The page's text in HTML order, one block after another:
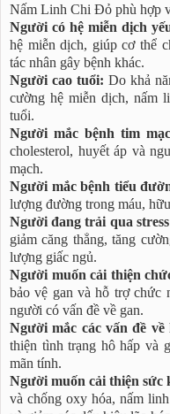
Nấm Linh Chi Đỏ phù hợp
Người có hệ miễn dịch
hệ miễn dịch, giúp cơ thể
tác nhân gây bệnh khác.
Người cao tuổi: Do khả
cường hệ miễn dịch, nấm
tuổi.
Người mắc bệnh tim
cholesterol, huyết áp và
mạch.
Người mắc bệnh tiểu
lượng đường trong máu,
Người đang trải qua
giảm căng thẳng, tăng
lượng giấc ngủ.
Người muốn cải thiện
bảo vệ gan và hỗ trợ chức
người có vấn đề về gan.
Người mắc các vấn đề về
thiện tình trạng hô hấp và
mãn tính.
Người muốn cải thiện sức
và chống oxy hóa, nấm